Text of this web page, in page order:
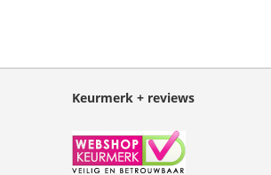
Keurmerk + reviews